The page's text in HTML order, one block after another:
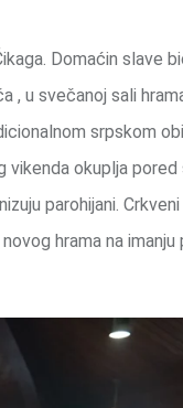
Domaćin slave
u svečanoj sali
srpskom
okuplja pored
parohijani.
hrama na imanju